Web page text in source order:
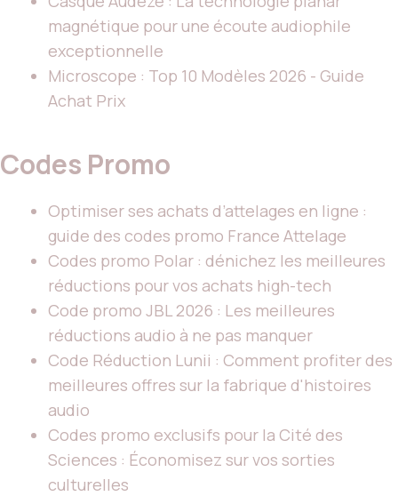
magnétique pour une écoute audiophile
exceptionnelle
Microscope : Top 10 Modèles 2026 - Guide
Achat Prix
Codes Promo
Optimiser ses achats d’attelages en ligne :
guide des codes promo France Attelage
Codes promo Polar : dénichez les meilleures
réductions pour vos achats high-tech
Code promo JBL 2026 : Les meilleures
réductions audio à ne pas manquer
Code Réduction Lunii : Comment profiter des
meilleures offres sur la fabrique d'histoires
audio
Codes promo exclusifs pour la Cité des
Sciences : Économisez sur vos sorties
culturelles